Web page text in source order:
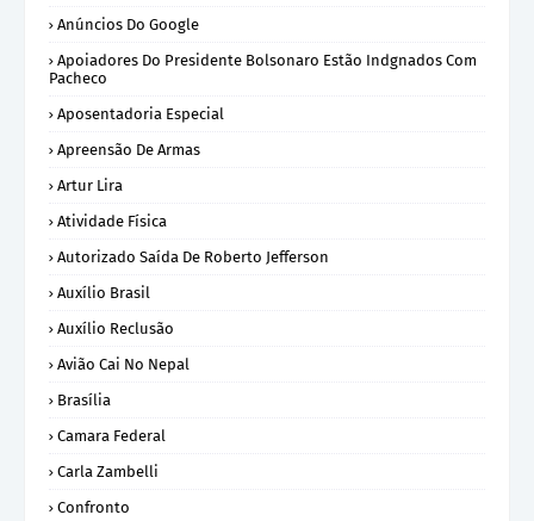
Anúncios Do Google
Apoiadores Do Presidente Bolsonaro Estão Indgnados Com
Pacheco
Aposentadoria Especial
Apreensão De Armas
Artur Lira
Atividade Física
Autorizado Saída De Roberto Jefferson
Auxílio Brasil
Auxílio Reclusão
Avião Cai No Nepal
Brasília
Camara Federal
Carla Zambelli
Confronto